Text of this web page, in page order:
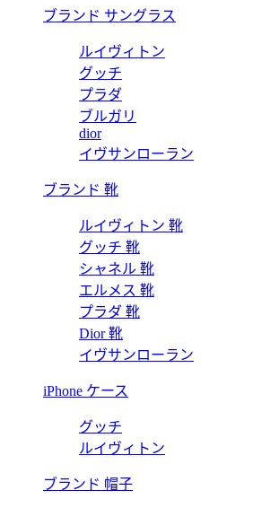
ブランド サングラス
ルイヴィトン
グッチ
プラダ
ブルガリ
dior
イヴサンローラン
ブランド 靴
ルイヴィトン 靴
グッチ 靴
シャネル 靴
エルメス 靴
プラダ 靴
Dior 靴
イヴサンローラン
iPhone ケース
グッチ
ルイヴィトン
ブランド 帽子